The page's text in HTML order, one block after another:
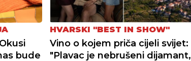
bude
HVARSKI "BEST IN SHOW"
Vino o kojem priča cijeli svijet:
"Plavac je nebrušeni dijamant,